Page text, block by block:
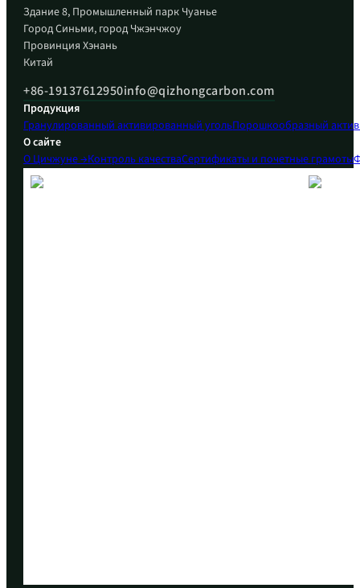
Здание 8, Промышленный парк Чуанье
Город Синьми, город Чжэнчжоу
Провинция Хэнань
Китай
+86-19137612950info@qizhongcarbon.com
Продукция
Гранулированный активированный угольПорошкообразный
О сайте
О Цичжуне →Контроль качестваСертификаты и почетные грамоты